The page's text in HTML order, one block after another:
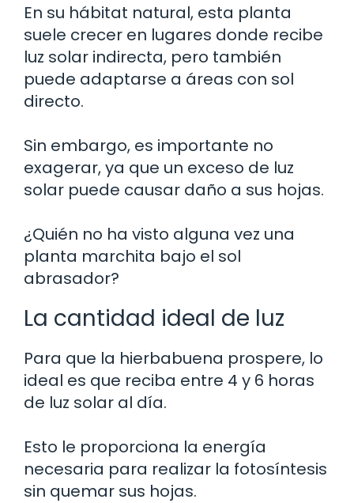
En su hábitat natural, esta planta
suele crecer en lugares donde recibe
luz solar indirecta, pero también
puede adaptarse a áreas con sol
directo.
Sin embargo, es importante no
exagerar, ya que un exceso de luz
solar puede causar daño a sus hojas.
¿Quién no ha visto alguna vez una
planta marchita bajo el sol
abrasador?
La cantidad ideal de luz
Para que la hierbabuena prospere, lo
ideal es que reciba entre 4 y 6 horas
de luz solar al día.
Esto le proporciona la energía
necesaria para realizar la fotosíntesis
sin quemar sus hojas.